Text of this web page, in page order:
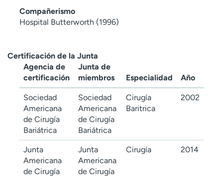
Compañerismo
Hospital Butterworth (1996)
Certificación de la Junta
Agencia de
certificación
Junta de
miembros
Especialidad Año
Sociedad
Americana
de Cirugía
Bariátrica
Sociedad
Americana
de Cirugía
Bariátrica
Cirugía
Baritrica
2002
Junta
Americana
de Cirugía
Junta
Americana
de Cirugía
Cirugía 2014